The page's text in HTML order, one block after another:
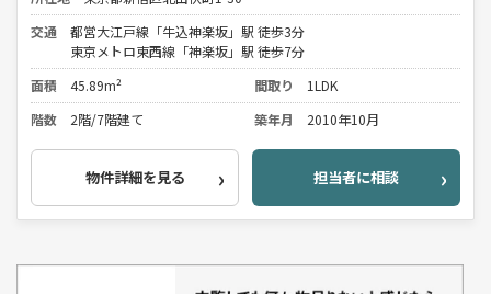
交通
都営大江戸線「牛込神楽坂」駅 徒歩3分
東京メトロ東西線「神楽坂」駅 徒歩7分
面積
45.89m² 間取り
1LDK
階数
2階/7階建て 築年月 2010年10月
物件詳細を見る 担当者に相談